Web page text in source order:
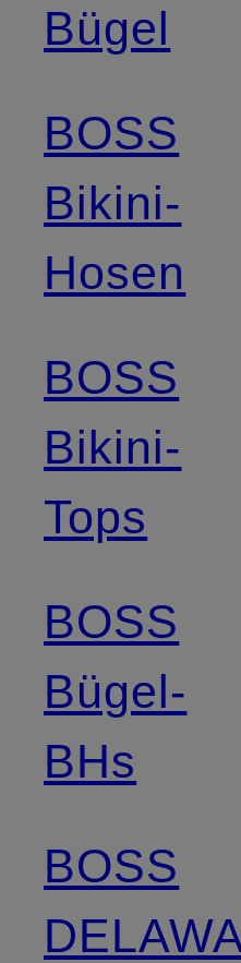
Bügel
BOSS
Bikini-
Hosen
BOSS
Bikini-
Tops
BOSS
Bügel-
BHs
BOSS